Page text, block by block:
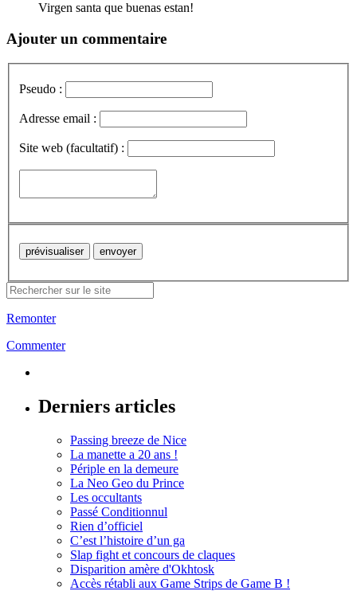
Virgen santa que buenas estan!
Ajouter un commentaire
Pseudo :
Adresse email :
Site web (facultatif) :
Remonter
Commenter
Derniers articles
Passing breeze de Nice
La manette a 20 ans !
Périple en la demeure
La Neo Geo du Prince
Les occultants
Passé Conditionnul
Rien d’officiel
C’est l’histoire d’un ga
Slap fight et concours de claques
Disparition amère d'Okhtosk
Accès rétabli aux Game Strips de Game B !